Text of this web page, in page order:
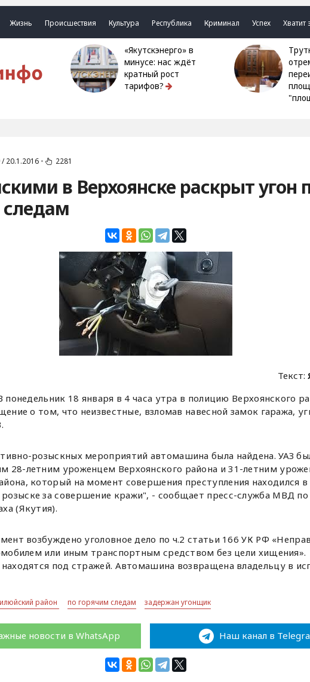
Жизнь Происшествия Культура Республика Криминал Успех Хватит
«Якутскэнерго» в
минусе: нас ждёт
кратный рост
тарифов?
Трутнев назвал
/ 20.1.2016 • 2281
в Верхоянске раскрыт угон
Текст:
понедельник 18 января в 4 часа утра в полицию Верхоянского
о том, что неизвестные, взломав навесной замок гаража,
розыскных мероприятий автомашина была найдена. УАЗ
28-летним уроженцем Верхоянского района и 31-летним
который на момент совершения преступления находился в
за совершение кражи", - сообщает пресс-служба МВД по
(Якутия).
возбуждено уголовное дело по ч.2 статьи 166 УК РФ
или иным транспортным средством без цели хищения».
под стражей. Автомашина возвращена владельцу в
район по горячим следам задержан угонщик
новости в WhatsApp Наш канал в